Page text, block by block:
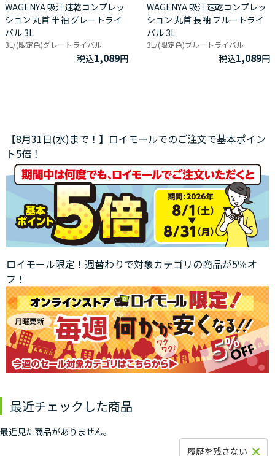
WAGENYA 吸汗速乾コンプレッ
ション 丸首 半袖 グレートライ
バル 3L
3L/(限定色)グレートライバル
税込1,089円
WAGENYA 吸汗速乾コンプレッ
ション 丸首 長袖 ブルートライ
バル 3L
3L/(限定色)ブルートライバル
税込1,089円
【8月31日(水)まで！】ロイモールでのご注文で基本ポイン
ト5倍！
ロイモール限定！週替わりで対象カテゴリの商品が5％オ
フ！
最近チェックした商品
最近見た商品がありません。
履歴を残さない